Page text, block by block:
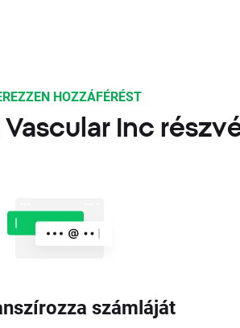
HOZZÁFÉRÉST
Inc
számláját